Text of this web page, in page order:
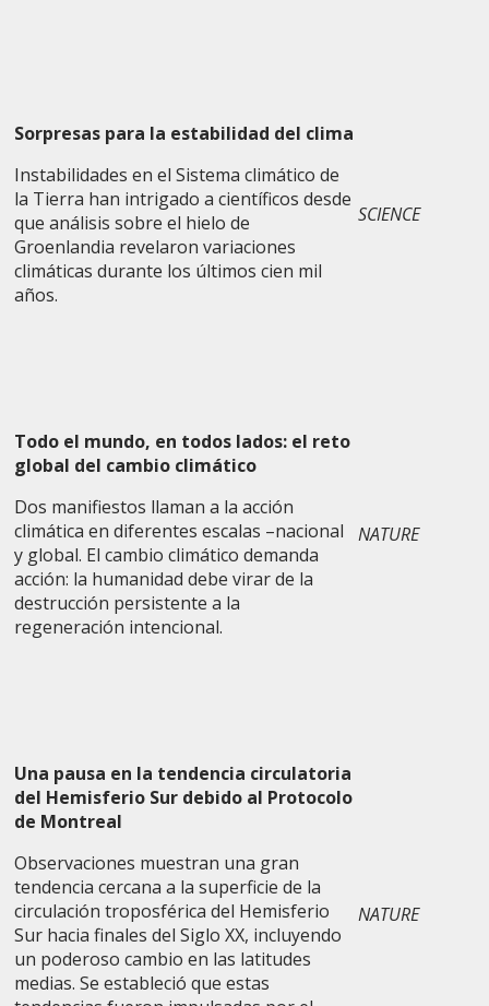
Sorpresas para la estabilidad del clima
Instabilidades en el Sistema climático de
la Tierra han intrigado a científicos desde
que análisis sobre el hielo de
Groenlandia revelaron variaciones
climáticas durante los últimos cien mil
años.
SCIENCE
Todo el mundo, en todos lados: el reto
global del cambio climático
Dos manifiestos llaman a la acción
climática en diferentes escalas –nacional
y global. El cambio climático demanda
acción: la humanidad debe virar de la
destrucción persistente a la
regeneración intencional.
NATURE
Una pausa en la tendencia circulatoria
del Hemisferio Sur debido al Protocolo
de Montreal
Observaciones muestran una gran
tendencia cercana a la superficie de la
circulación troposférica del Hemisferio
Sur hacia finales del Siglo XX, incluyendo
un poderoso cambio en las latitudes
medias. Se estableció que estas
NATURE